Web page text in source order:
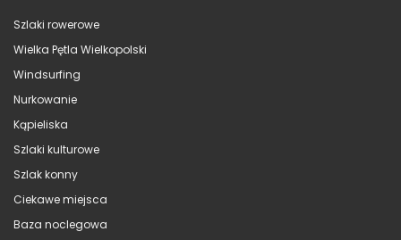
Szlaki rowerowe
Wielka Pętla Wielkopolski
Windsurfing
Nurkowanie
Kąpieliska
Szlaki kulturowe
Szlak konny
Ciekawe miejsca
Baza noclegowa